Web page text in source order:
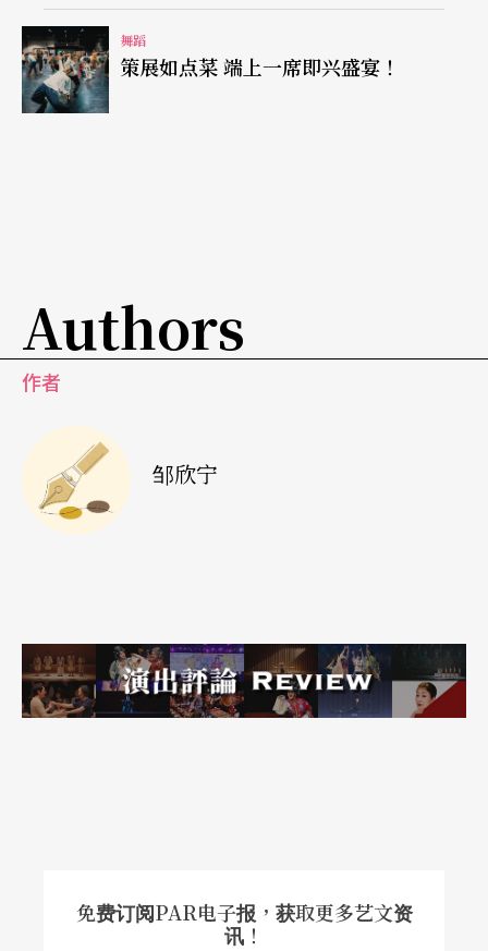
容了一切，「应该说是我的希望吧」，杨桂娟露出
微笑。
舞蹈
策展如点菜 端上一席即兴盛宴！
Authors
作者
邹欣宁
免费订阅PAR电子报，获取更多艺文资
讯！